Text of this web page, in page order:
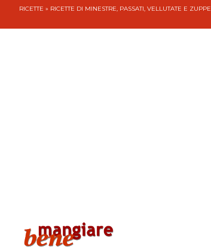
RICETTE » RICETTE DI MINESTRE, PASSATI, VELLUTATE E ZUPPE